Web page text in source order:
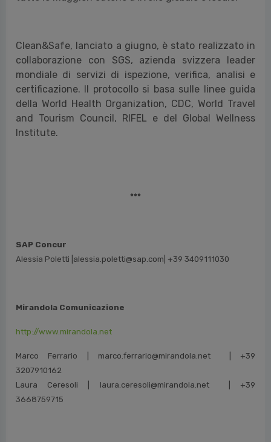
Clean&Safe, lanciato a giugno, è stato realizzato in
collaborazione con SGS, azienda svizzera leader
mondiale di servizi di ispezione, verifica, analisi e
certificazione. Il protocollo si basa sulle linee guida
della World Health Organization, CDC, World Travel
and Tourism Council, RIFEL e del Global Wellness
Institute.
***
SAP Concur
Alessia Poletti |alessia.poletti@sap.com| +39 3409111030
Mirandola Comunicazione
http://www.mirandola.net
Marco Ferrario | marco.ferrario@mirandola.net | +39
3207910162
Laura Ceresoli | laura.ceresoli@mirandola.net | +39
3668759715